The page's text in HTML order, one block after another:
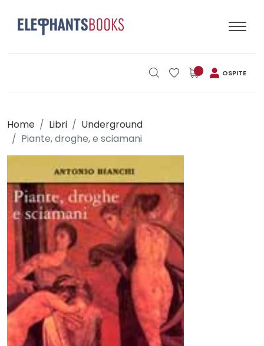
OSPITE
Home Libri
Underground
Piante, droghe, e sciamani